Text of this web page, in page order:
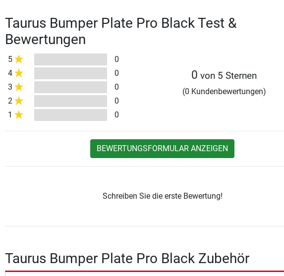
Taurus Bumper Plate Pro Black Test &
Bewertungen
5
0
4
0
3
0
2
0
1
0
0 von 5 Sternen
(0 Kundenbewertungen)
BEWERTUNGSFORMULAR ANZEIGEN
Schreiben Sie die erste Bewertung!
Taurus Bumper Plate Pro Black Zubehör